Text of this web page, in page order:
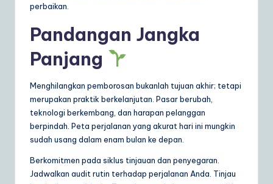
perbaikan.
Pandangan Jangka
Panjang
Menghilangkan pemborosan bukanlah tujuan akhir; tetapi
merupakan praktik berkelanjutan. Pasar berubah,
teknologi berkembang, dan harapan pelanggan
berpindah. Peta perjalanan yang akurat hari ini mungkin
sudah usang dalam enam bulan ke depan.
Berkomitmen pada siklus tinjauan dan penyegaran.
Jadwalkan audit rutin terhadap perjalanan Anda. Tinjau